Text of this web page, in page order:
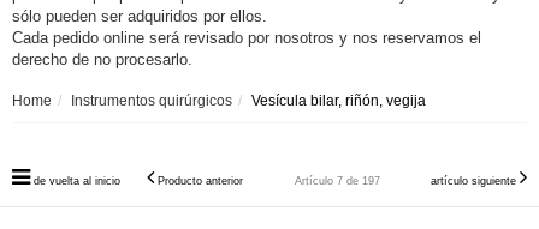
sólo pueden ser adquiridos por ellos.
Cada pedido online será revisado por nosotros y nos reservamos el
derecho de no procesarlo.
Home Instrumentos quirúrgicos Vesícula bilar, riñón, vegija
de vuelta al inicio Producto anterior Artículo 7 de 197 artículo siguiente